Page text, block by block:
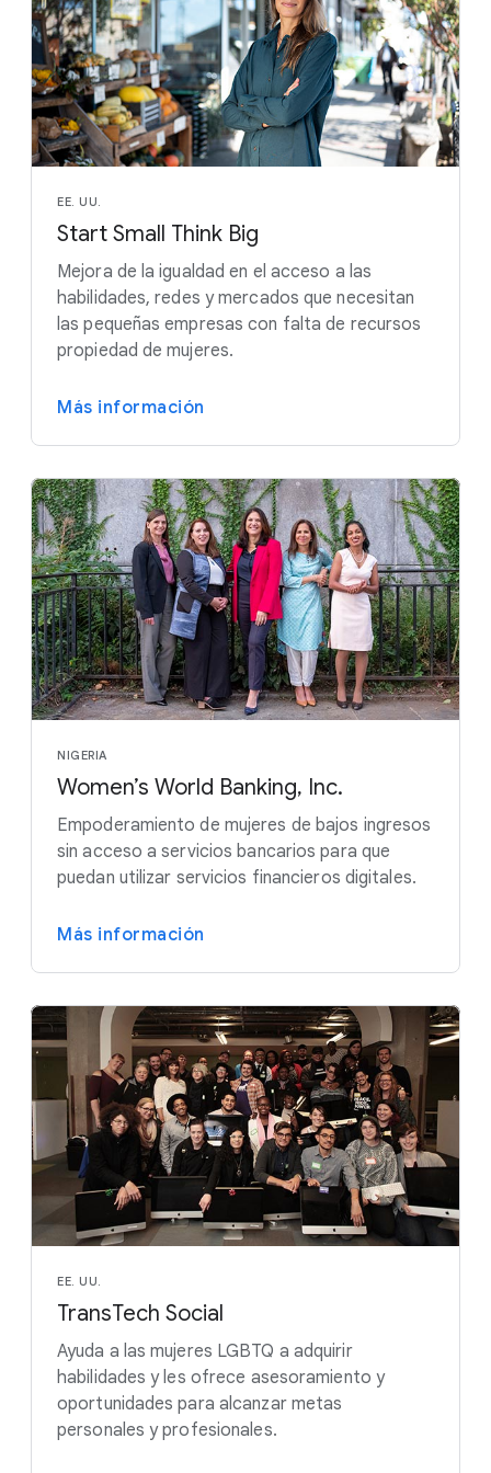
EE. UU.
Start Small Think Big
Mejora de la igualdad en el acceso a las
habilidades, redes y mercados que necesitan
las pequeñas empresas con falta de recursos
propiedad de mujeres.
Más información
NIGERIA
Women’s World Banking, Inc.
Empoderamiento de mujeres de bajos ingresos
sin acceso a servicios bancarios para que
puedan utilizar servicios financieros digitales.
Más información
EE. UU.
TransTech Social
Ayuda a las mujeres LGBTQ a adquirir
habilidades y les ofrece asesoramiento y
oportunidades para alcanzar metas
personales y profesionales.